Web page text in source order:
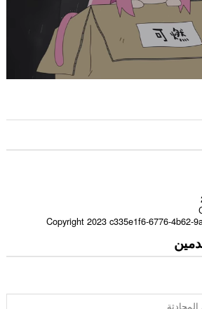
Copyright 2023 c335e1f6-6776-4b62-